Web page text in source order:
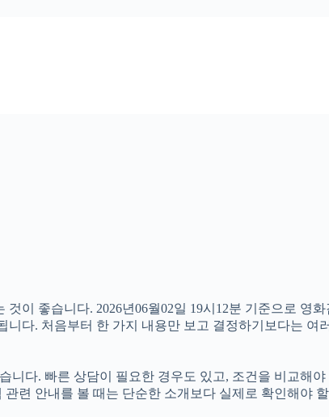
이 좋습니다. 2026년06월02일 19시12분 기준으로 영
다. 처음부터 한 가지 내용만 보고 결정하기보다는
다. 빠른 상담이 필요한 경우도 있고, 조건을 비교해
련 안내를 볼 때는 단순한 소개보다 실제로 확인해야